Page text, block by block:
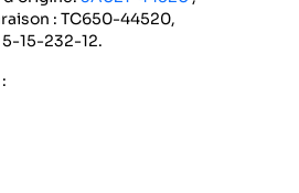
: TC650-44520,
15-232-12.
: